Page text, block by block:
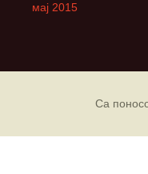
мај 2015
Са